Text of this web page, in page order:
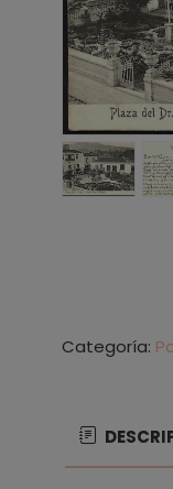
Categoría: